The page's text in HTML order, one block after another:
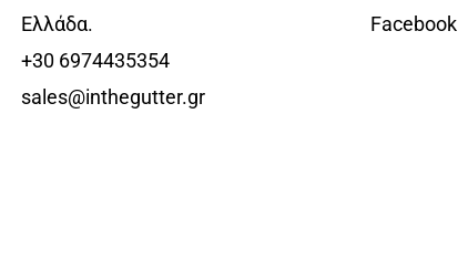
Ελλάδα.
+30 6974435354
sales@inthegutter.gr
Facebook